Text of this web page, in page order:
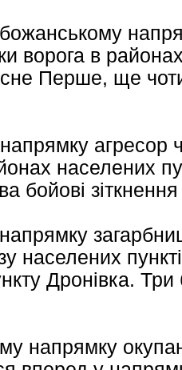
ворога в
Перше, ще
агресор
населених
бойові
населених
Дронівка. Три
напрямку